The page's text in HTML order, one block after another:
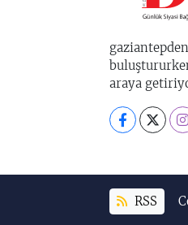
araya
RSS